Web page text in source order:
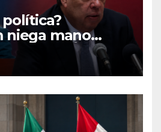
política?
niega mano
de Ángel